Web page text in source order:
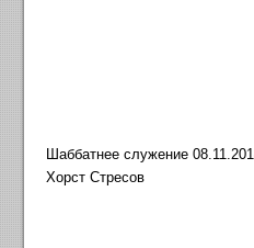
Шаббатнее служение
Хорст Стресов